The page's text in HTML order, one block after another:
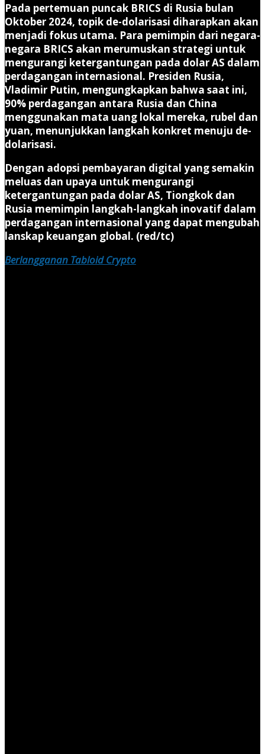
Pada pertemuan puncak BRICS di Rusia bulan
Oktober 2024, topik de-dolarisasi diharapkan akan
menjadi fokus utama. Para pemimpin dari negara-
negara BRICS akan merumuskan strategi untuk
mengurangi ketergantungan pada dolar AS dalam
perdagangan internasional. Presiden Rusia,
Vladimir Putin, mengungkapkan bahwa saat ini,
90% perdagangan antara Rusia dan China
menggunakan mata uang lokal mereka, rubel dan
yuan, menunjukkan langkah konkret menuju de-
dolarisasi.
Dengan adopsi pembayaran digital yang semakin
meluas dan upaya untuk mengurangi
ketergantungan pada dolar AS, Tiongkok dan
Rusia memimpin langkah-langkah inovatif dalam
perdagangan internasional yang dapat mengubah
lanskap keuangan global. (red/tc)
Berlangganan Tabloid Crypto